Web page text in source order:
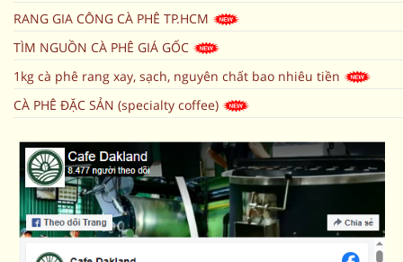
RANG GIA CÔNG CÀ PHÊ TP.HCM
TÌM NGUỒN CÀ PHÊ GIÁ GỐC
1kg cà phê rang xay, sạch, nguyên chất bao nhiêu tiền
CÀ PHÊ ĐẶC SẢN (specialty coffee)